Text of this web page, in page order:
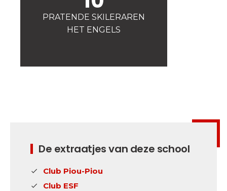
Is voor ons een prioriteit!
PRATENDE SKILERAREN
HET ENGELS
De extraatjes van deze school
Club Piou-Piou
Club ESF